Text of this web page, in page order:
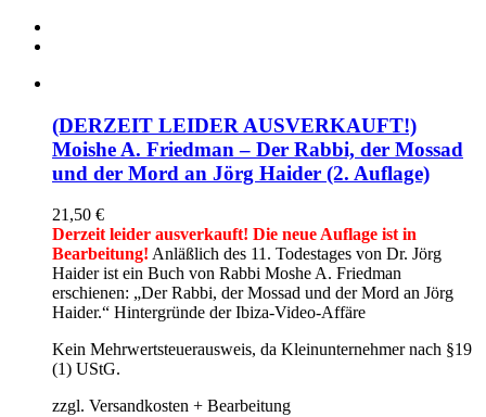
(DERZEIT LEIDER AUSVERKAUFT!)
Moishe A. Friedman – Der Rabbi, der Mossad
und der Mord an Jörg Haider (2. Auflage)
21,50 €
Derzeit leider ausverkauft! Die neue Auflage ist in
Bearbeitung! Anläßlich des 11. Todestages von Dr. Jörg
Haider ist ein Buch von Rabbi Moshe A. Friedman
erschienen: „Der Rabbi, der Mossad und der Mord an Jörg
Haider.“ Hintergründe der Ibiza-Video-Affäre
Kein Mehrwertsteuerausweis, da Kleinunternehmer nach §19
(1) UStG.
zzgl. Versandkosten + Bearbeitung